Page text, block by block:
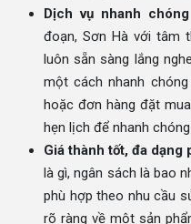
Dịch vụ nhanh
đoạn, Sơn Hà với tâm
luôn sẵn sàng lắng
một cách nhanh
hoặc đơn hàng đặt
hẹn lịch để nhanh
Giá thành tốt, đa dạng
là gì, ngân sách là bao
phù hợp theo nhu cầu
rõ ràng về một sản